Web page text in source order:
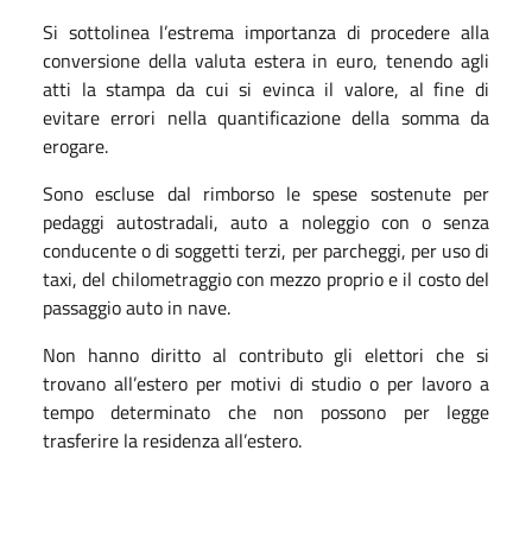
Si sottolinea l’estrema importanza di procedere alla
conversione della valuta estera in euro, tenendo agli
atti la stampa da cui si evinca il valore, al fine di
evitare errori nella quantificazione della somma da
erogare.
Sono escluse dal rimborso le spese sostenute per
pedaggi autostradali, auto a noleggio con o senza
conducente o di soggetti terzi, per parcheggi, per uso di
taxi, del chilometraggio con mezzo proprio e il costo del
passaggio auto in nave.
Non hanno diritto al contributo gli elettori che si
trovano all’estero per motivi di studio o per lavoro a
tempo determinato che non possono per legge
trasferire la residenza all’estero.